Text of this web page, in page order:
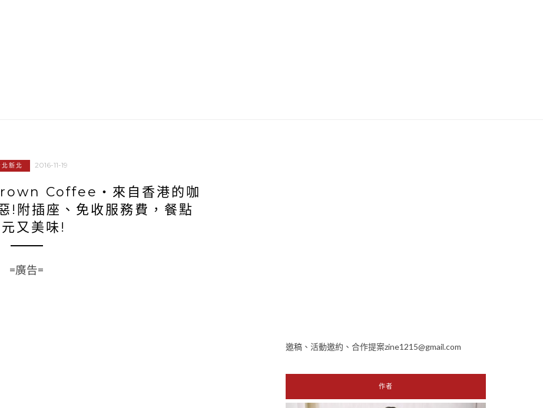
北新北 2016-11-19
Coffee‧來自香港的咖
!附插座、免收服務費，餐點
又美味!
=廣告=
邀稿、活動邀約、合作提案zine1215@gmail.com
作者